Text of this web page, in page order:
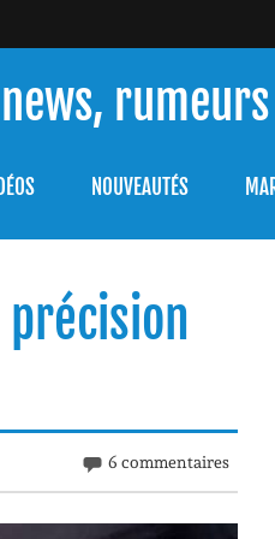
rumeurs
NOUVEAUTÉS
précision
6 commentaires